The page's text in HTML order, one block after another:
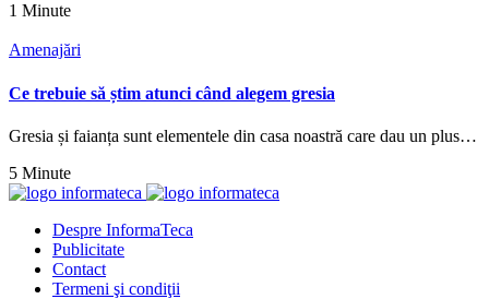
1 Minute
Amenajări
Ce trebuie să știm atunci când alegem gresia
Gresia și faianța sunt elementele din casa noastră care dau un plus…
5 Minute
Despre InformaTeca
Publicitate
Contact
Termeni şi condiţii